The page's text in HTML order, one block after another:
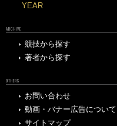
YEAR
ARCHIVE
競技から探す
著者から探す
OTHERS
お問い合わせ
動画・バナー広告について
サイトマップ